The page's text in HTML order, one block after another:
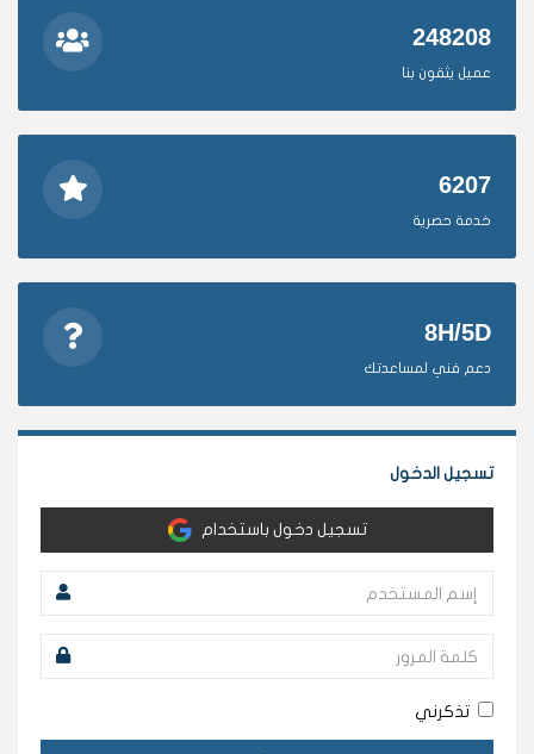
248208
عميل يثقون بنا
6207
خدمة حصرية
8H/5D
دعم فني لمساعدتك
تسجيل الدخول
تسجيل دخول باستخدام
تذكرني